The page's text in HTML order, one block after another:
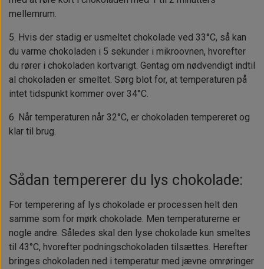
mellemrum.
5. Hvis der stadig er usmeltet chokolade ved 33°C, så kan
du varme chokoladen i 5 sekunder i mikroovnen, hvorefter
du rører i chokoladen kortvarigt. Gentag om nødvendigt indtil
al chokoladen er smeltet. Sørg blot for, at temperaturen på
intet tidspunkt kommer over 34°C.
6. Når temperaturen når 32°C, er chokoladen tempereret og
klar til brug.
Sådan tempererer du lys chokolade:
For temperering af lys chokolade er processen helt den
samme som for mørk chokolade. Men temperaturerne er
nogle andre. Således skal den lyse chokolade kun smeltes
til 43°C, hvorefter podningschokoladen tilsættes. Herefter
bringes chokoladen ned i temperatur med jævne omrøringer